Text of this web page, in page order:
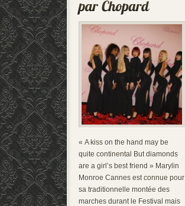
« A kiss on the hand may be
quite continental But diamonds
are a girl’s best friend » Marylin
Monroe Cannes est connue pour
sa traditionnelle montée des
marches durant le Festival mais